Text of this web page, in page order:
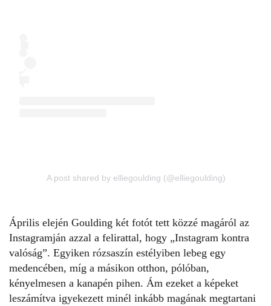
A post shared by elliegoulding (@elliegoulding)
Április elején Goulding két fotót tett közzé magáról az
Instagramján azzal a felirattal, hogy „Instagram kontra
valóság”. Egyiken rózsaszín estélyiben lebeg egy
medencében, míg a másikon otthon, pólóban,
kényelmesen a kanapén pihen. Ám ezeket a képeket
leszámítva igyekezett minél inkább magának megtartani